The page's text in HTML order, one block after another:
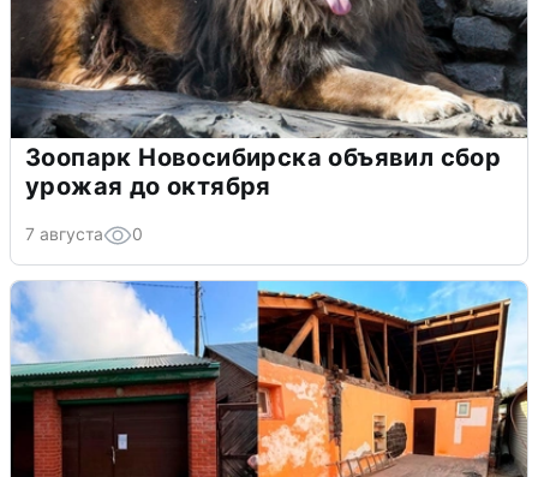
Зоопарк Новосибирска объявил сбор
урожая до октября
7 августа 0